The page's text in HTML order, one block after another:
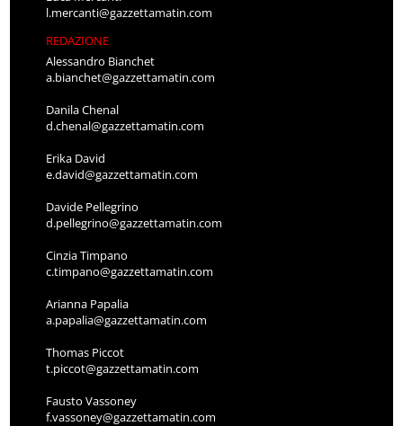
l.mercanti@gazzettamatin.com
REDAZIONE
Alessandro Bianchet
a.bianchet@gazzettamatin.com
Danila Chenal
d.chenal@gazzettamatin.com
Erika David
e.david@gazzettamatin.com
Davide Pellegrino
d.pellegrino@gazzettamatin.com
Cinzia Timpano
c.timpano@gazzettamatin.com
Arianna Papalia
a.papalia@gazzettamatin.com
Thomas Piccot
t.piccot@gazzettamatin.com
Fausto Vassoney
f.vassoney@gazzettamatin.com